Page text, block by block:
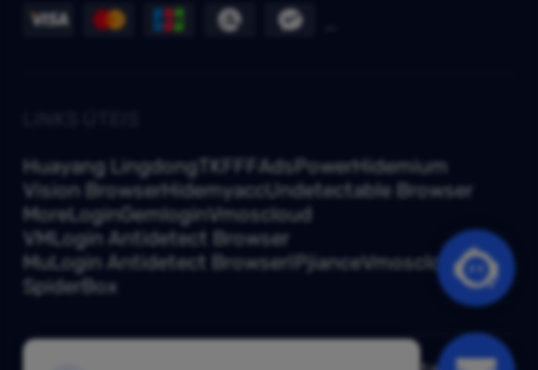
Huayang Lingdong TKFFF AdsPowerHidemium
Vision BrowserHidemyaccUndetectable Browser
MoreLoginGemlogin Vmoscloud
VMLogin Antidetect Browser
MuLogin Antidetect BrowserIPjianceVmoscloud
SpiderBox